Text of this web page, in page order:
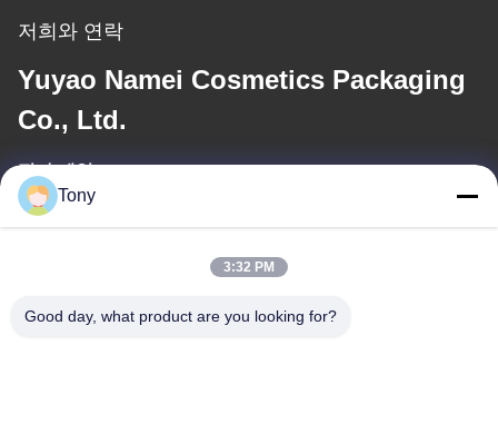
저희와 연락
Yuyao Namei Cosmetics Packaging
Co., Ltd.
전자 메일
Tony
3:32 PM
Good day, what product are you looking for?